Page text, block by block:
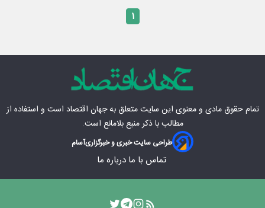
۱
تمام حقوق مادی‌ و معنوی این سایت متعلق بهجهان اقتصاد است و استفاده از
مطالب با ذکر منبع بلامانع است.
طراحی سایت خبری و خبرگزاریآسام
تماس با ما درباره ما